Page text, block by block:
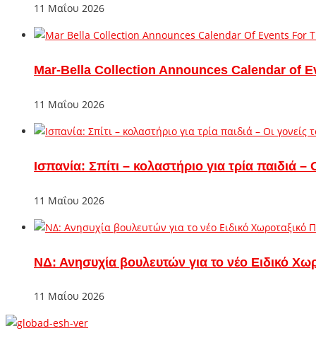
11 Μαΐου 2026
Mar-Bella Collection Announces Calendar of
11 Μαΐου 2026
Ισπανία: Σπίτι – κολαστήριο για τρία παιδιά
11 Μαΐου 2026
ΝΔ: Ανησυχία βουλευτών για το νέο Ειδικό
11 Μαΐου 2026